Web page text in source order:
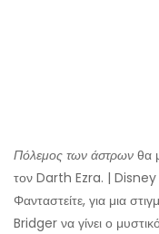
Πόλεμος των άστρων θα
τον Darth Ezra. | Disney
Φανταστείτε, για μια
Bridger να γίνει ο